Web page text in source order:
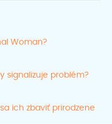
Woman?
signalizuje problém?
ich zbaviť prirodzene